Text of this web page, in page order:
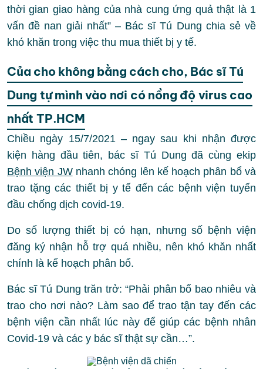
thời gian giao hàng của nhà cung ứng quả thật là 1
vấn đề nan giải nhất” – Bác sĩ Tú Dung chia sẻ về
khó khăn trong việc thu mua thiết bị y tế.
Của cho không bằng cách cho, Bác sĩ Tú
Dung tự mình vào nơi có nồng độ virus cao
nhất TP.HCM
Chiều ngày 15/7/2021 – ngay sau khi nhận được
kiện hàng đầu tiên, bác sĩ Tú Dung đã cùng ekip
Bệnh viện JWnhanh chóng lên kế hoạch phân bổ và
trao tặng các thiết bị y tế đến các bệnh viện tuyến
đầu chống dịch covid-19.
Do số lượng thiết bị có hạn, nhưng số bệnh viện
đăng ký nhận hỗ trợ quá nhiều, nên khó khăn nhất
chính là kế hoạch phân bổ.
Bác sĩ Tú Dung trăn trở: “Phải phân bổ bao nhiêu và
trao cho nơi nào? Làm sao để trao tận tay đến các
bệnh viện cần nhất lúc này để giúp các bệnh nhân
Covid-19 và các y bác sĩ thật sự cần…”.